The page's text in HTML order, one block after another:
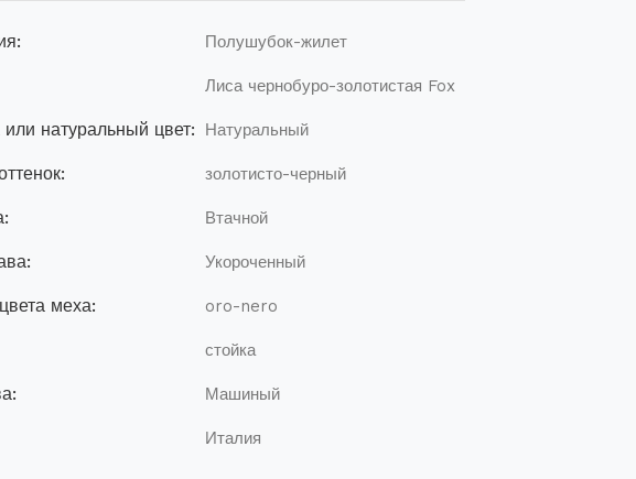
Полушубок-жилет
Лиса чернобуро-золотистая Fox
натуральный цвет: Натуральный
золотисто-черный
Втачной
Укороченный
меха: oro-nero
стойка
Машиный
Италия